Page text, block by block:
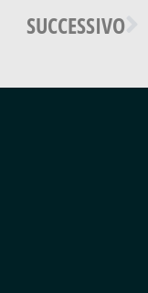
SUCCESSIVO